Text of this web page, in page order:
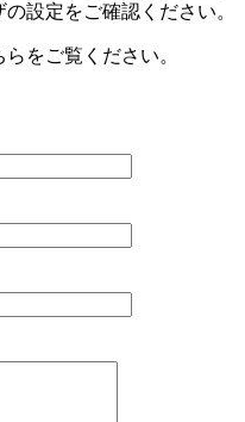
設定をご確認ください。
をご覧ください。